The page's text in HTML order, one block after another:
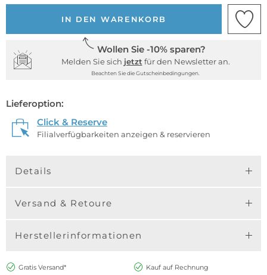
IN DEN WARENKORB
Wollen Sie -10% sparen?
Melden Sie sich jetzt für den Newsletter an.
Beachten Sie die Gutscheinbedingungen.
Lieferoption:
Click & Reserve
Filialverfügbarkeiten anzeigen & reservieren
Details
Versand & Retoure
Herstellerinformationen
Gratis Versand*
Kauf auf Rechnung